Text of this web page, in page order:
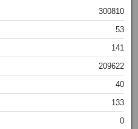
300810
53
141
209622
40
133
0